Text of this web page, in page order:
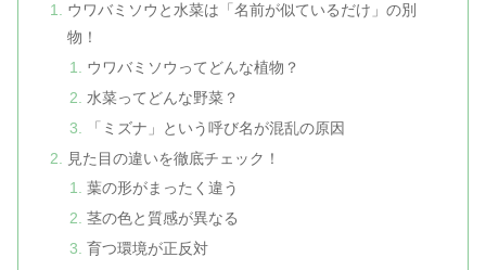
ウワバミソウと水菜は「名前が似ているだけ」の別
物！
ウワバミソウってどんな植物？
水菜ってどんな野菜？
「ミズナ」という呼び名が混乱の原因
見た目の違いを徹底チェック！
葉の形がまったく違う
茎の色と質感が異なる
育つ環境が正反対